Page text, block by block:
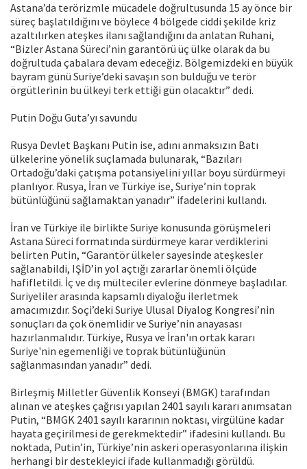
Astana’da terörizmle mücadele doğrultusunda 15 ay önce bir
süreç başlatıldığını ve böylece 4 bölgede ciddi şekilde kriz
azaltılırken ateşkes ilanı sağlandığını da anlatan Ruhani,
“Bizler Astana Süreci’nin garantörü üç ülke olarak da bu
doğrultuda çabalara devam edeceğiz. Bölgemizdeki en büyük
bayram günü Suriye’deki savaşın son bulduğu ve terör
örgütlerinin bu ülkeyi terk ettiği gün olacaktır” dedi.
Putin Doğu Guta’yı savundu
Rusya Devlet Başkanı Putin ise, adını anmaksızın Batı
ülkelerine yönelik suçlamada bulunarak, “Bazıları
Ortadoğu’daki çatışma potansiyelini yıllar boyu sürdürmeyi
planlıyor. Rusya, İran ve Türkiye ise, Suriye’nin toprak
bütünlüğünü sağlamaktan yanadır” ifadelerini kullandı.
İran ve Türkiye ile birlikte Suriye konusunda görüşmeleri
Astana Süreci formatında sürdürmeye karar verdiklerini
belirten Putin, “Garantör ülkeler sayesinde ateşkesler
sağlanabildi, IŞİD’in yol açtığı zararlar önemli ölçüde
hafifletildi. İç ve dış mülteciler evlerine dönmeye başladılar.
Suriyeliler arasında kapsamlı diyaloğu ilerletmek
amacımızdır. Soçi’deki Suriye Ulusal Diyalog Kongresi’nin
sonuçları da çok önemlidir ve Suriye’nin anayasası
hazırlanmalıdır. Türkiye, Rusya ve İran'ın ortak kararı
Suriye'nin egemenliği ve toprak bütünlüğünün
sağlanmasından yanadır” dedi.
Birleşmiş Milletler Güvenlik Konseyi (BMGK) tarafından
alınan ve ateşkes çağrısı yapılan 2401 sayılı kararı anımsatan
Putin, “BMGK 2401 sayılı kararının noktası, virgülüne kadar
hayata geçirilmesi de gerekmektedir” ifadesini kullandı. Bu
noktada, Putin’in, Türkiye’nin askeri operasyonlarına ilişkin
herhangi bir destekleyici ifade kullanmadığı görüldü.